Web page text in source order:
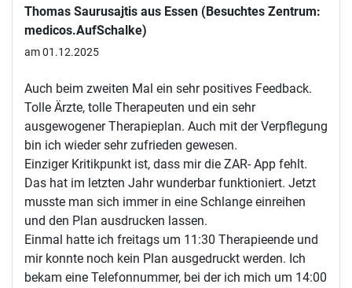
Thomas Saurusajtis aus Essen (Besuchtes Zentrum:
medicos.AufSchalke)
am 01.12.2025
Auch beim zweiten Mal ein sehr positives Feedback.
Tolle Ärzte, tolle Therapeuten und ein sehr
ausgewogener Therapieplan. Auch mit der Verpflegung
bin ich wieder sehr zufrieden gewesen.
Einziger Kritikpunkt ist, dass mir die ZAR- App fehlt.
Das hat im letzten Jahr wunderbar funktioniert. Jetzt
musste man sich immer in eine Schlange einreihen
und den Plan ausdrucken lassen.
Einmal hatte ich freitags um 11:30 Therapieende und
mir konnte noch kein Plan ausgedruckt werden. Ich
bekam eine Telefonnummer, bei der ich mich um 14:00